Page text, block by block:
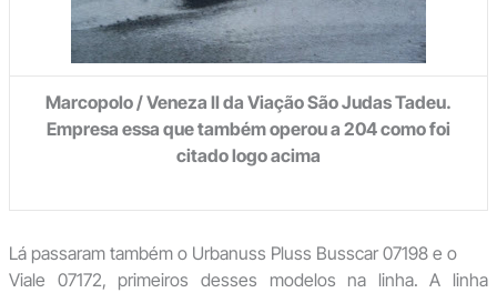
Marcopolo / Veneza II da Viação São Judas Tadeu.
Empresa essa que também operou a 204 como foi
citado logo acima
Lá passaram também o Urbanuss Pluss Busscar 07198 e o
Viale 07172, primeiros desses modelos na linha. A linha